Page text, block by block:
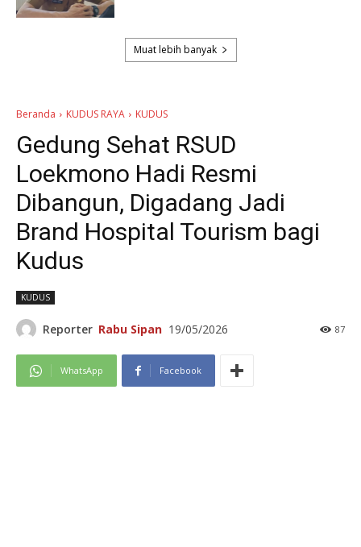
Muat lebih banyak